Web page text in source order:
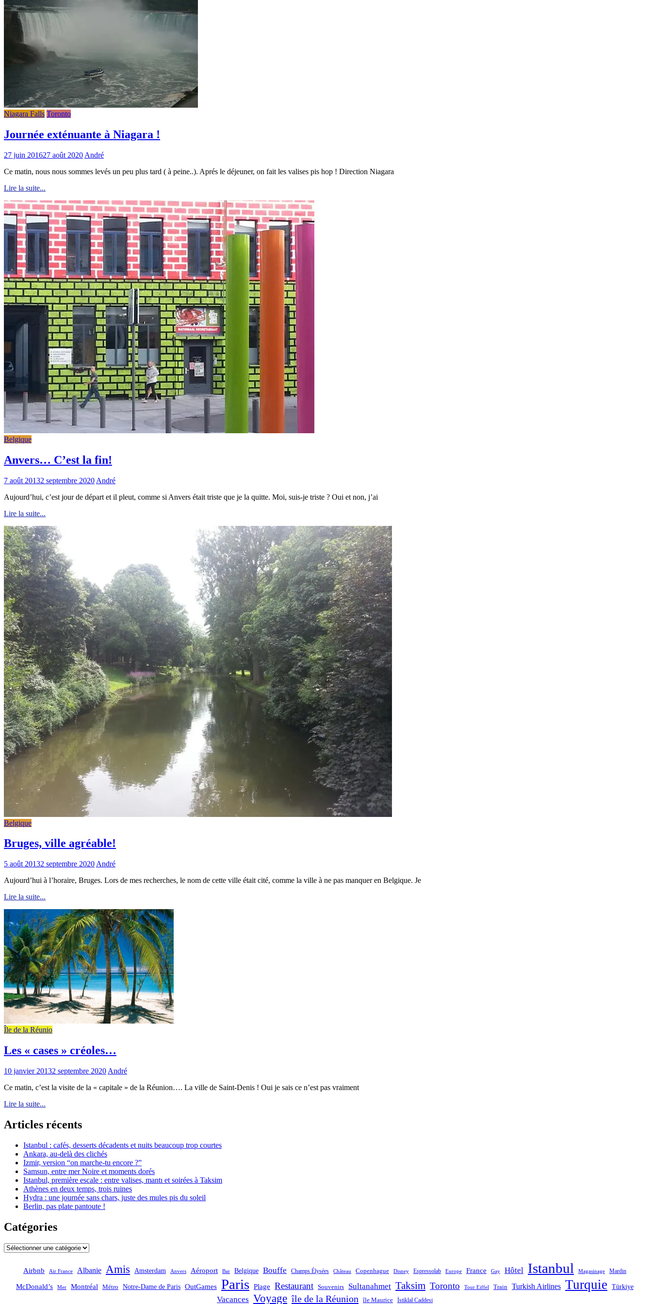
Niagara Falls Toronto
Journée exténuante à Niagara !
27 juin 201627 août 2020 André
Ce matin, nous nous sommes levés un peu plus tard ( à peine..). Aprés le déjeuner, on fait les valises pis hop ! Direction Niagara
Lire la suite...
Belgique
Anvers… C’est la fin!
7 août 20132 septembre 2020 André
Aujourd’hui, c’est jour de départ et il pleut, comme si Anvers était triste que je la quitte. Moi, suis-je triste ? Oui et non, j’ai
Lire la suite...
Belgique
Bruges, ville agréable!
5 août 20132 septembre 2020 André
Aujourd’hui à l’horaire, Bruges. Lors de mes recherches, le nom de cette ville était cité, comme la ville à ne pas manquer en Belgique. Je
Lire la suite...
Île de la Réunio
Les « cases » créoles…
10 janvier 20132 septembre 2020 André
Ce matin, c’est la visite de la « capitale » de la Réunion…. La ville de Saint-Denis ! Oui je sais ce n’est pas vraiment
Lire la suite...
Articles récents
Istanbul : cafés, desserts décadents et nuits beaucoup trop courtes
Ankara, au-delà des clichés
Izmir, version “on marche-tu encore ?”
Samsun, entre mer Noire et moments dorés
Istanbul, première escale : entre valises, mantı et soirées à Taksim
Athènes en deux temps, trois ruines
Hydra : une journée sans chars, juste des mules pis du soleil
Berlin, pas plate pantoute !
Catégories
Catégories
Airbnb Air France Albanie Amis Amsterdam Anvers Aéroport Bar Belgique Bouffe Champs Élysées Château Copenhague Disney Espressolab Europe France Gay Hôtel Istanbul Magasinage Mardin
McDonald’s Mer Montréal Métro Notre-Dame de Paris OutGames Paris Plage Restaurant Souvenirs Sultanahmet Taksim Toronto Tour Eiffel Train Turkish Airlines Turquie Türkiye
Vacances Voyage île de la Réunion île Maurice İstiklal Caddesi